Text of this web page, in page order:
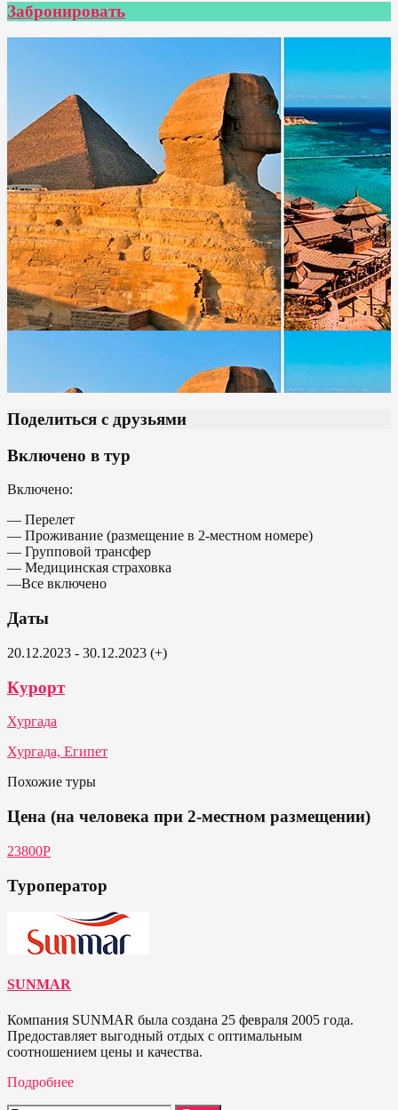
Забронировать
Поделиться с друзьями
Включено в тур
Включено:
— Перелет
— Проживание (размещение в 2-местном номере)
— Групповой трансфер
— Медицинская страховка
—Все включено
Даты
20.12.2023 - 30.12.2023 (+)
Курорт
Хургада
Хургада, Египет
Похожие туры
Цена (на человека при 2-местном размещении)
23800Р
Туроператор
SUNMAR
Компания SUNMAR была создана 25 февраля 2005 года.
Предоставляет выгодный отдых с оптимальным
соотношением цены и качества.
Подробнее